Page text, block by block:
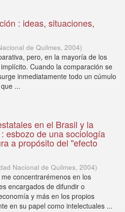
: ideas, situaciones,
de Quilmes, 2004)
pero, en la mayoría de los
Cuando la comparación se
inmediatamente todo un cúmulo
...
en el Brasil y la
esbozo de una sociología
a propósito del "efecto
Nacional de Quilmes, 2004)
concentrarémenos en los
encargados de difundir o
y más en los propios
en su papel como intelectuales ...